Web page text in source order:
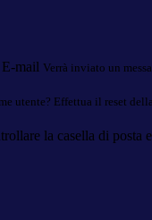
E-mail Verrà inviato un
utente? Effettua il reset
la casella di posta